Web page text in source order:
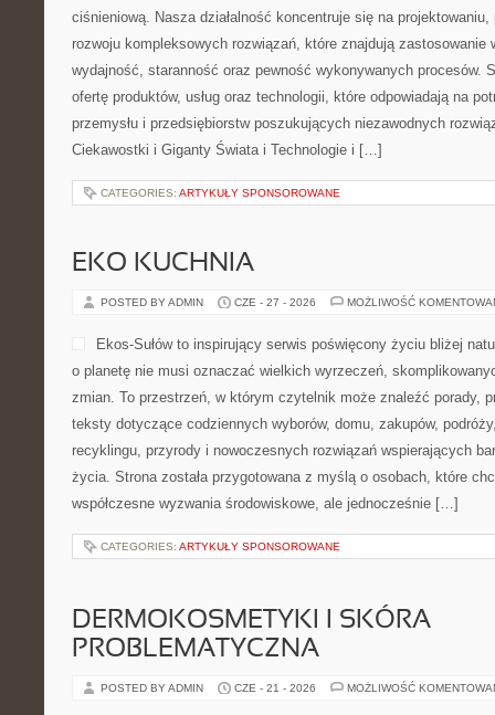
ciśnieniową. Nasza działalność koncentruje się na
rozwoju kompleksowych rozwiązań, które znajdują
wydajność, staranność oraz pewność wykonywanych procesów.
ofertę produktów, usług oraz technologii, które odpowiadają na
przemysłu i przedsiębiorstw poszukujących niezawodnych
Ciekawostki i Giganty Świata i Technologie i […]
CATEGORIES: ARTYKUŁY SPONSOROWANE
EKO KUCHNIA
POSTED BY ADMIN CZE - 27 - 2026 MOŻLIWOŚĆ
Ekos-Sułów to inspirujący serwis poświęcony życiu bliżej
o planetę nie musi oznaczać wielkich wyrzeczeń,
zmian. To przestrzeń, w którym czytelnik może znaleźć porady,
teksty dotyczące codziennych wyborów, domu, zakupów,
recyklingu, przyrody i nowoczesnych rozwiązań wspierających
życia. Strona została przygotowana z myślą o osobach, które
współczesne wyzwania środowiskowe, ale jednocześnie […]
CATEGORIES: ARTYKUŁY SPONSOROWANE
DERMOKOSMETYKI I SKÓRA
PROBLEMATYCZNA
POSTED BY ADMIN CZE - 21 - 2026 MOŻLIWOŚĆ